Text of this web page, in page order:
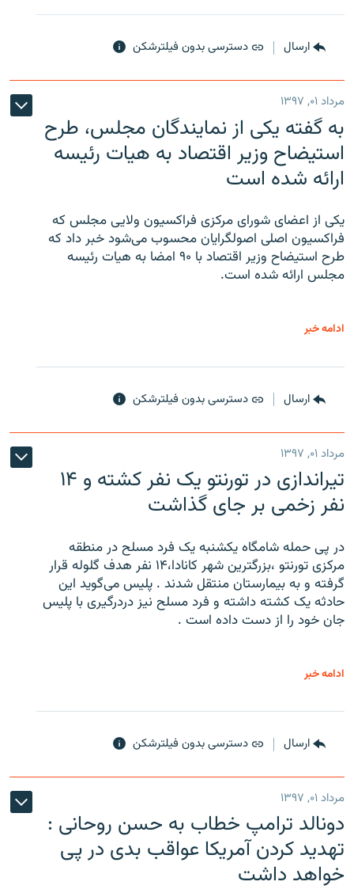
ارسال دسترسی بدون فیلترشکن
مرداد ۰۱, ۱۳۹۷
به گفته یکی از نمایندگان مجلس، طرح
استیضاح وزیر اقتصاد به هیات رئیسه
ارائه شده است
یکی از اعضای شورای مرکزی فراکسیون ولایی مجلس که
فراکسیون اصلی اصولگرایان محسوب می‌شود خبر داد که
طرح استیضاح وزیر اقتصاد با ۹۰ امضا به هیات رئیسه
مجلس ارائه شده است.
ادامه خبر
ارسال دسترسی بدون فیلترشکن
مرداد ۰۱, ۱۳۹۷
تیراندازی در تورنتو یک نفر کشته و ۱۴
نفر زخمی بر جای گذاشت
در پی حمله شامگاه یکشنبه یک فرد مسلح در منطقه
مرکزی تورنتو ،‌بزرگترین شهر کانادا،۱۴ نفر هدف گلوله قرار
گرفته و به بیمارستان منتقل شدند . پلیس می‌گوید این
حادثه یک کشته داشته و فرد مسلح نیز دردرگیری با پلیس
جان خود را از دست داده است .
ادامه خبر
ارسال دسترسی بدون فیلترشکن
مرداد ۰۱, ۱۳۹۷
دونالد ترامپ خطاب به حسن روحانی :
تهدید کردن آمریکا عواقب بدی در پی
خواهد داشت